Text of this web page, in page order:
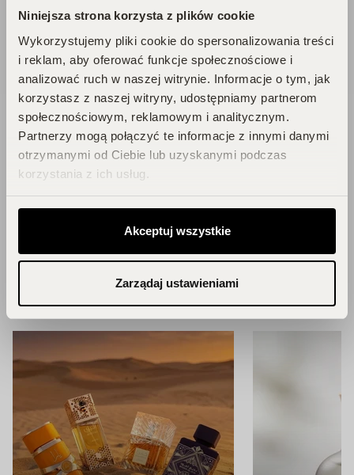
Niniejsza strona korzysta z plików cookie
Wykorzystujemy pliki cookie do spersonalizowania treści
i reklam, aby oferować funkcje społecznościowe i
analizować ruch w naszej witrynie. Informacje o tym, jak
korzystasz z naszej witryny, udostępniamy partnerom
społecznościowym, reklamowym i analitycznym.
Partnerzy mogą połączyć te informacje z innymi danymi
otrzymanymi od Ciebie lub uzyskanymi podczas
korzystania z ich usług.
Akceptuj wszystkie
Zarządaj ustawieniami
DOŁĄCZ DO KLUBU!
Blog
Zainspiruj się!